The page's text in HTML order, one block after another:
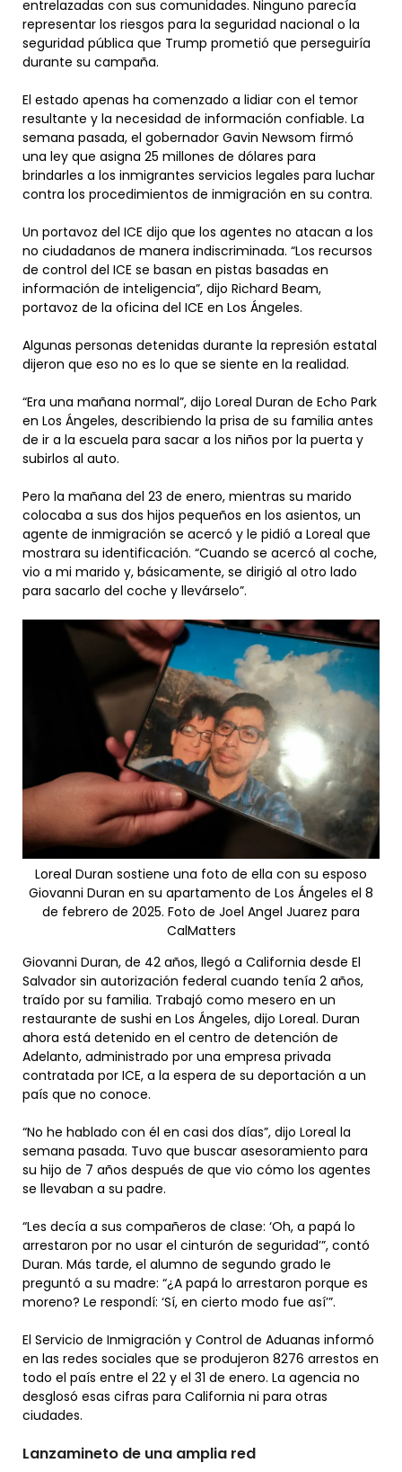
entrelazadas con sus comunidades. Ninguno parecía
representar los riesgos para la seguridad nacional o la
seguridad pública que Trump prometió que perseguiría
durante su campaña.
El estado apenas ha comenzado a lidiar con el temor
resultante y la necesidad de información confiable. La
semana pasada, el gobernador Gavin Newsom firmó
una ley que asigna 25 millones de dólares para
brindarles a los inmigrantes servicios legales para luchar
contra los procedimientos de inmigración en su contra.
Un portavoz del ICE dijo que los agentes no atacan a los
no ciudadanos de manera indiscriminada. “Los recursos
de control del ICE se basan en pistas basadas en
información de inteligencia”, dijo Richard Beam,
portavoz de la oficina del ICE en Los Ángeles.
Algunas personas detenidas durante la represión estatal
dijeron que eso no es lo que se siente en la realidad.
“Era una mañana normal”, dijo Loreal Duran de Echo Park
en Los Ángeles, describiendo la prisa de su familia antes
de ir a la escuela para sacar a los niños por la puerta y
subirlos al auto.
Pero la mañana del 23 de enero, mientras su marido
colocaba a sus dos hijos pequeños en los asientos, un
agente de inmigración se acercó y le pidió a Loreal que
mostrara su identificación. “Cuando se acercó al coche,
vio a mi marido y, básicamente, se dirigió al otro lado
para sacarlo del coche y llevárselo”.
Loreal Duran sostiene una foto de ella con su esposo
Giovanni Duran en su apartamento de Los Ángeles el 8
de febrero de 2025. Foto de Joel Angel Juarez para
CalMatters
Giovanni Duran, de 42 años, llegó a California desde El
Salvador sin autorización federal cuando tenía 2 años,
traído por su familia. Trabajó como mesero en un
restaurante de sushi en Los Ángeles, dijo Loreal. Duran
ahora está detenido en el centro de detención de
Adelanto, administrado por una empresa privada
contratada por ICE, a la espera de su deportación a un
país que no conoce.
“No he hablado con él en casi dos días”, dijo Loreal la
semana pasada. Tuvo que buscar asesoramiento para
su hijo de 7 años después de que vio cómo los agentes
se llevaban a su padre.
“Les decía a sus compañeros de clase: ‘Oh, a papá lo
arrestaron por no usar el cinturón de seguridad’”, contó
Duran. Más tarde, el alumno de segundo grado le
preguntó a su madre: “¿A papá lo arrestaron porque es
moreno? Le respondí: ‘Sí, en cierto modo fue así’”.
El Servicio de Inmigración y Control de Aduanas informó
en las redes sociales que se produjeron 8276 arrestos en
todo el país entre el 22 y el 31 de enero. La agencia no
desglosó esas cifras para California ni para otras
ciudades.
Lanzamineto de una amplia red